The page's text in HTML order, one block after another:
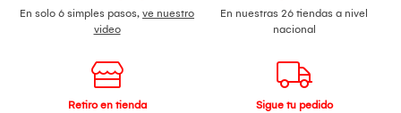
En solo 6 simples pasos, ve nuestro
video
En nuestras 26 tiendas a nivel
nacional
Retiro en tienda
Sigue tu pedido